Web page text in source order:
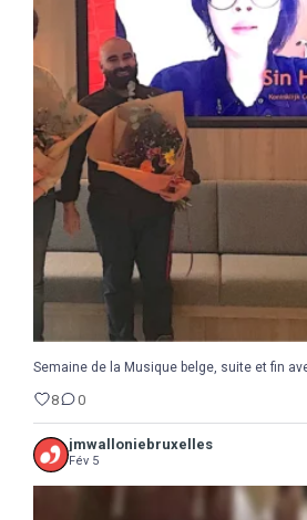
Semaine de la Musique belge,
Semaine de la Musique belge, suite et fin
8 0
jmwalloniebruxelles
Fév 5